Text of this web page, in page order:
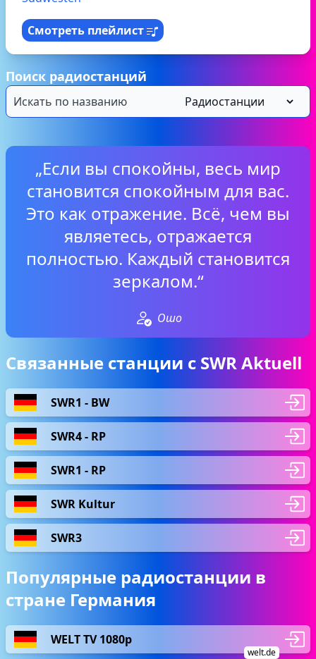
Смотреть плейлист
Поиск радиостанций
„Если вы спокойны, весь мир
становится спокойным для вас.
Это как отражение. Всё, чем вы
являетесь, отражается
полностью. Каждый становится
зеркалом.“
Ошо
Связанные станции с SWR Aktuell
SWR1 - BW
SWR4 - RP
SWR1 - RP
SWR Kultur
SWR3
Популярные радиостанции в
стране Германия
WELT TV 1080p
welt.de